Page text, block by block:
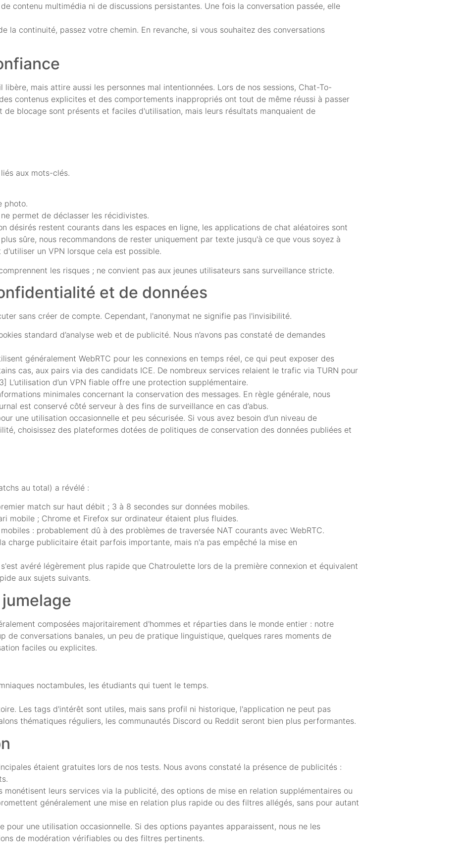
contenu multimédia ni de discussions persistantes. Une fois la conversation passée, elle
la continuité, passez votre chemin. En revanche, si vous souhaitez des conversations
mais attire aussi les personnes mal intentionnées. Lors de nos sessions, Chat-To-
contenus explicites et des comportements inappropriés ont tout de même réussi à passer
blocage sont présents et faciles d'utilisation, mais leurs résultats manquaient de
aux mots-clés.
photo.
permet de déclasser les récidivistes.
désirés restent courants dans les espaces en ligne, les applications de chat aléatoires sont
sûre, nous recommandons de rester uniquement par texte jusqu'à ce que vous soyez à
un VPN lorsque cela est possible.
les risques ; ne convient pas aux jeunes utilisateurs sans surveillance stricte.
et de données
sans créer de compte. Cependant, l'anonymat ne signifie pas l'invisibilité.
standard d’analyse web et de publicité. Nous n’avons pas constaté de demandes
généralement WebRTC pour les connexions en temps réel, ce qui peut exposer des
cas, aux pairs via des candidats ICE. De nombreux services relaient le trafic via TURN pour
L’utilisation d’un VPN fiable offre une protection supplémentaire.
minimales concernant la conservation des messages. En règle générale, nous
est conservé côté serveur à des fins de surveillance en cas d’abus.
une utilisation occasionnelle et peu sécurisée. Si vous avez besoin d’un niveau de
choisissez des plateformes dotées de politiques de conservation des données publiées et
au total) a révélé :
match sur haut débit ; 3 à 8 secondes sur données mobiles.
mobile ; Chrome et Firefox sur ordinateur étaient plus fluides.
: probablement dû à des problèmes de traversée NAT courants avec WebRTC.
charge publicitaire était parfois importante, mais n'a pas empêché la mise en
avéré légèrement plus rapide que Chatroulette lors de la première connexion et équivalent
aux sujets suivants.
composées majoritairement d'hommes et réparties dans le monde entier : notre
de conversations banales, un peu de pratique linguistique, quelques rares moments de
faciles ou explicites.
noctambules, les étudiants qui tuent le temps.
Les tags d'intérêt sont utiles, mais sans profil ni historique, l'application ne peut pas
thématiques réguliers, les communautés Discord ou Reddit seront bien plus performantes.
étaient gratuites lors de nos tests. Nous avons constaté la présence de publicités :
leurs services via la publicité, des options de mise en relation supplémentaires ou
généralement une mise en relation plus rapide ou des filtres allégés, sans pour autant
une utilisation occasionnelle. Si des options payantes apparaissent, nous ne les
de modération vérifiables ou des filtres pertinents.